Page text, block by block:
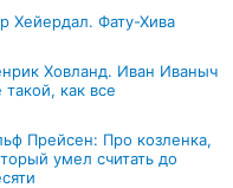
Хейердал. Фату-Хива
Ховланд. Иван Иваныч
такой, как все
Прейсен: Про козленка,
умел считать до